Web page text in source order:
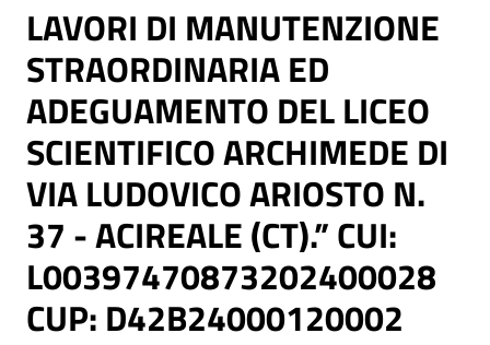
LAVORI DI MANUTENZIONE
STRAORDINARIA ED
ADEGUAMENTO DEL LICEO
SCIENTIFICO ARCHIMEDE DI
VIA LUDOVICO ARIOSTO N.
37 - ACIREALE (CT).” CUI:
L00397470873202400028
CUP: D42B24000120002